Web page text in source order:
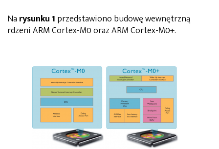
Na rysunku 1 przedstawiono budowę wewnętrzną
rdzeni ARM Cortex-M0 oraz ARM Cortex-M0+.